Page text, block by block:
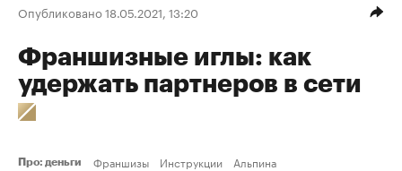
Опубликовано 18.05.2021, 13:20
Франшизные иглы: как
удержать партнеров в сети
Про: деньги Франшизы Инструкции Альпина